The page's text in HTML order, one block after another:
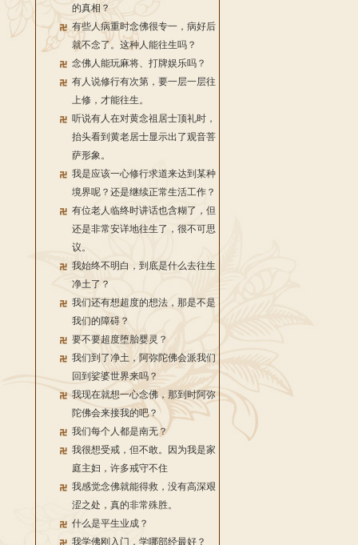
的真相？
有些人病重时念佛很专一，病好后
就不念了。这种人能往生吗？
念佛人能玩麻将、打牌娱乐吗？
有人说修行有次第，要一层一层往
上修，才能往生。
听说有人在对黄念祖居士顶礼时，
抬头看到黄老居士显示出了观音菩
萨形象。
我是应该一心修行求道来达到某种
境界呢？还是继续正常生活工作？
有位老人临终时讲话也含糊了，但
还是非常安详地往生了，很不可思
议。
我始终不明白，到底是什么去往生
净土了？
我们还有想超度的想法，那是不是
我们的障碍？
要不要超度堕胎婴灵？
我们到了净土，阿弥陀佛会派我们
回到娑婆世界来吗？
我现在就想一心念佛，那到时阿弥
陀佛会来接我的吧？
我们每个人都是南无？
我很想受戒，但不敢。因为我是家
庭主妇，许多戒守不住
我感觉念佛就能得救，没有高深艰
涩之处，真的非常殊胜。
什么是平生业成？
我学佛刚入门，学哪部经最好？